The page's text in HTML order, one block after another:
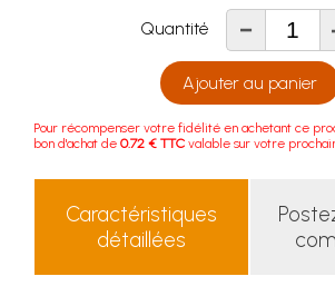
Quantité -
Ajouter au panier
Pour récompenser votre fidélité en achetant ce
bon d'achat de 0.72 € TTC valable sur votre
Caractéristiques
détaillées